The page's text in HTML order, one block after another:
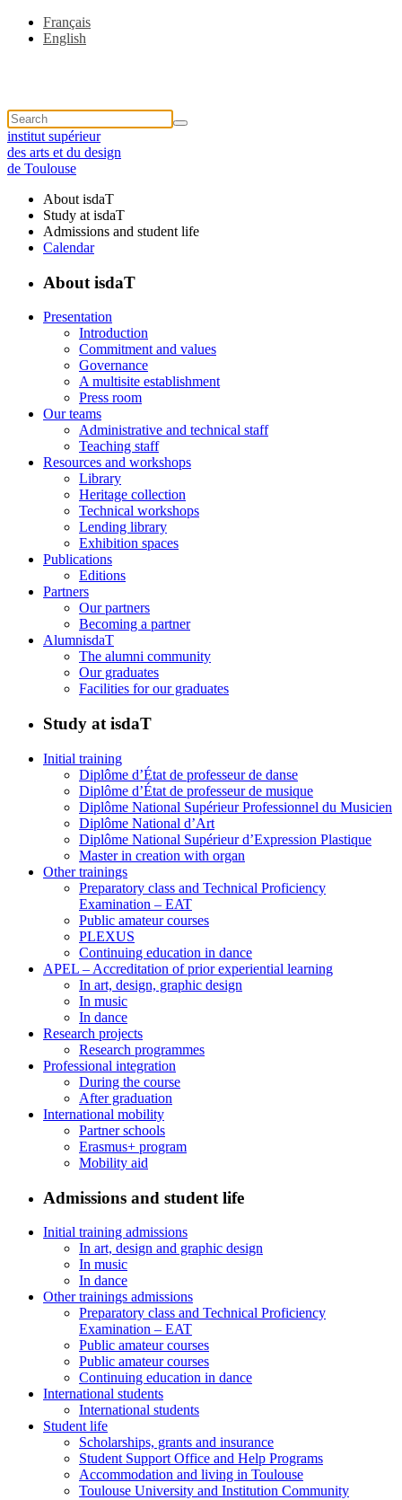
Français
English
institut supérieur
des arts et du design
de Toulouse
About isdaT
Study at isdaT
Admissions and student life
Calendar
About isdaT
Presentation
Introduction
Commitment and values
Governance
A multisite establishment
Press room
Our teams
Administrative and technical staff
Teaching staff
Resources and workshops
Library
Heritage collection
Technical workshops
Lending library
Exhibition spaces
Publications
Editions
Partners
Our partners
Becoming a partner
AlumnisdaT
The alumni community
Our graduates
Facilities for our graduates
Study at isdaT
Initial training
Diplôme d’État de professeur de danse
Diplôme d’État de professeur de musique
Diplôme National Supérieur Professionnel du Musicien
Diplôme National d’Art
Diplôme National Supérieur d’Expression Plastique
Master in creation with organ
Other trainings
Preparatory class and Technical Proficiency
Examination – EAT
Public amateur courses
PLEXUS
Continuing education in dance
APEL – Accreditation of prior experiential learning
In art, design, graphic design
In music
In dance
Research projects
Research programmes
Professional integration
During the course
After graduation
International mobility
Partner schools
Erasmus+ program
Mobility aid
Admissions and student life
Initial training admissions
In art, design and graphic design
In music
In dance
Other trainings admissions
Preparatory class and Technical Proficiency
Examination – EAT
Public amateur courses
Public amateur courses
Continuing education in dance
International students
International students
Student life
Scholarships, grants and insurance
Student Support Office and Help Programs
Accommodation and living in Toulouse
Toulouse University and Institution Community